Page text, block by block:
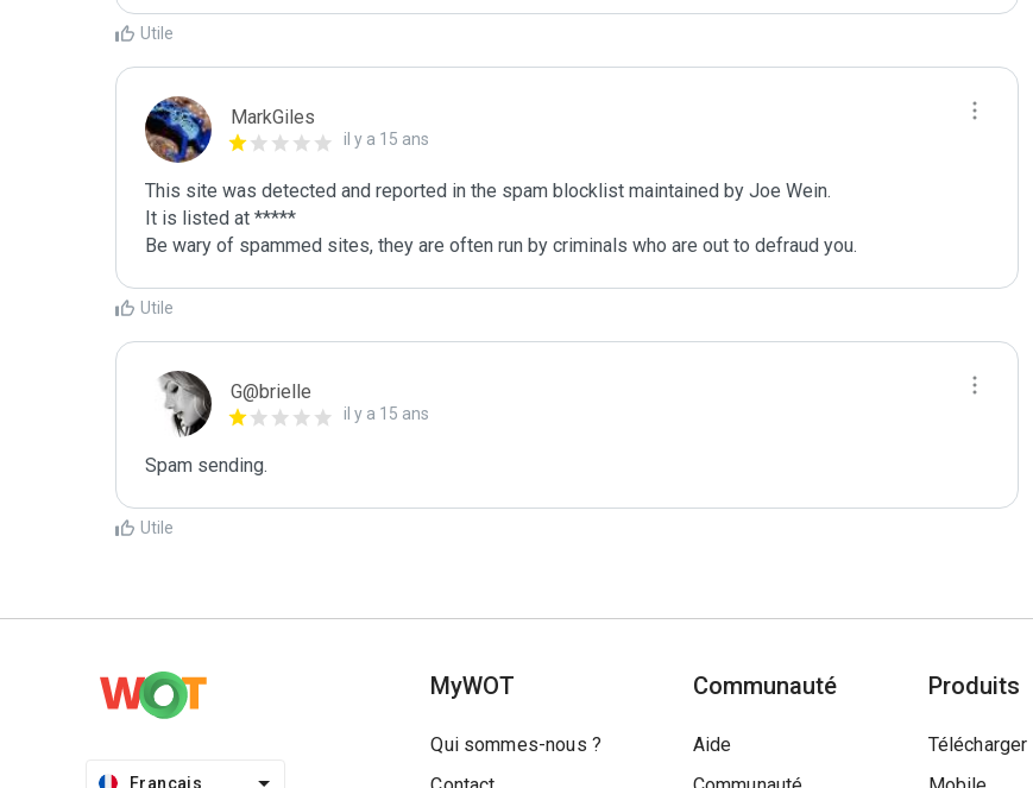
Utile
MarkGiles
il y a 15 ans
This site was detected and reported in the spam blocklist maintained by Joe Wein.
It is listed at *****
Be wary of spammed sites, they are often run by criminals who are out to defraud you.
Utile
G@brielle
il y a 15 ans
Spam sending.
Utile
Français
MyWOT
Qui sommes-nous ?
Communauté
Aide
Produits
Télécharger